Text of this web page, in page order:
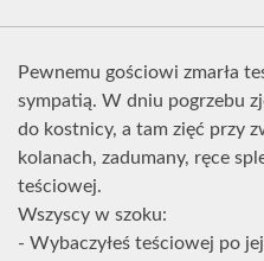
Pewnemu gościowi zmarła
sympatią. W dniu pogrzebu
do kostnicy, a tam zięć przy
kolanach, zadumany, ręce
teściowej.
Wszyscy w szoku:
- Wybaczyłeś teściowej po